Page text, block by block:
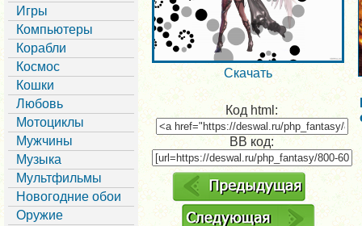
Игры
Компьютеры
Корабли
Космос
Кошки
Любовь
Мотоциклы
Мужчины
Музыка
Мультфильмы
Новогодние обои
Оружие
Скачать
Код html:
BB код: